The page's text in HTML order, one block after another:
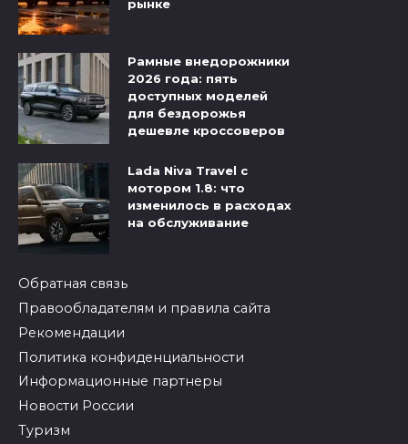
рынке
Рамные внедорожники
2026 года: пять
доступных моделей
для бездорожья
дешевле кроссоверов
Lada Niva Travel с
мотором 1.8: что
изменилось в расходах
на обслуживание
Обратная связь
Правообладателям и правила сайта
Рекомендации
Политика конфиденциальности
Информационные партнеры
Новости России
Туризм